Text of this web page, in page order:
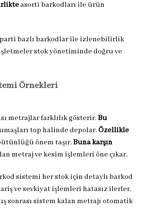
asorti barkodları ile ürün
bazlı barkodlar ile izlenebilirlik
stok yönetiminde doğru ve
Örnekleri
metrajlar farklılık gösterir.Bu
top halinde depolar.Özellikle
önem taşır.Buna karşın
metraj ve kesim işlemleri öne çıkar.
sistemi her stok için detaylı barkod
ve sevkiyat işlemleri hatasız ilerler.
sonrası sistem kalan metrajı otomatik